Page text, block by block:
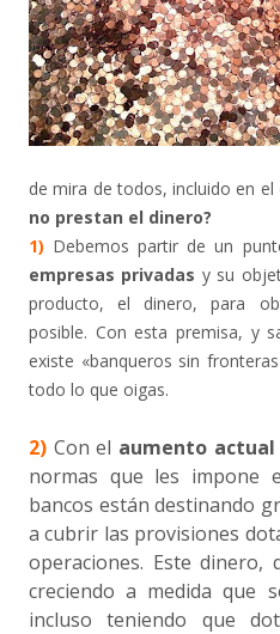
de mira de todos, incluido en el
no prestan el dinero?
1) Debemos partir de un
empresas privadas y su
producto, el dinero, para
posible. Con esta premisa, y
existe «banqueros sin
todo lo que oigas.
2) Con el aumento
normas que les impone
bancos están destinando
a cubrir las provisiones
operaciones. Este
creciendo a medida que
incluso teniendo que